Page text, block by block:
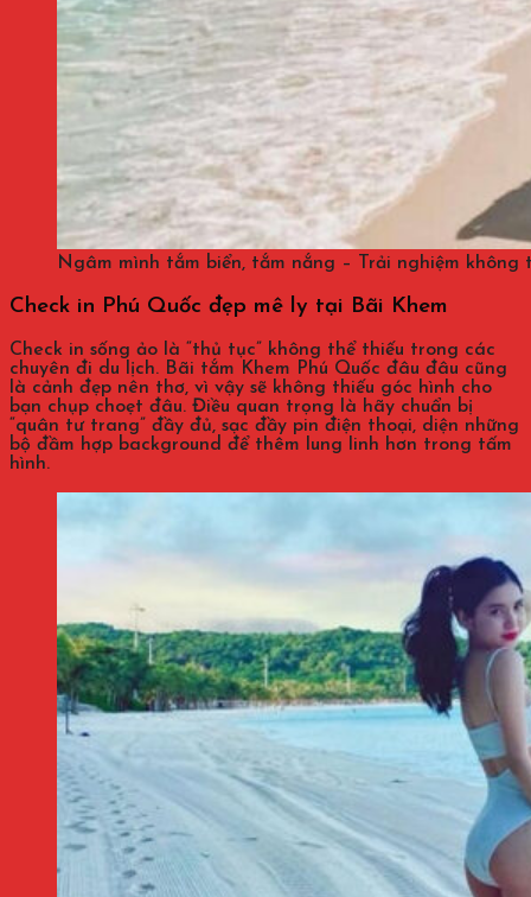
Ngâm mình tắm biển, tắm nắng – Trải nghiệm không
Check in Phú Quốc đẹp mê ly tại Bãi Khem
Check in sống ảo là “thủ tục” không thể thiếu trong các
chuyên đi du lịch. Bãi tắm Khem Phú Quốc đâu đâu cũng
là cảnh đẹp nên thơ, vì vậy sẽ không thiếu góc hình cho
bạn chụp choẹt đâu. Điều quan trọng là hãy chuẩn bị
“quân tư trang” đầy đủ, sạc đầy pin điện thoại, diện những
bộ đầm hợp background để thêm lung linh hơn trong tấm
hình.